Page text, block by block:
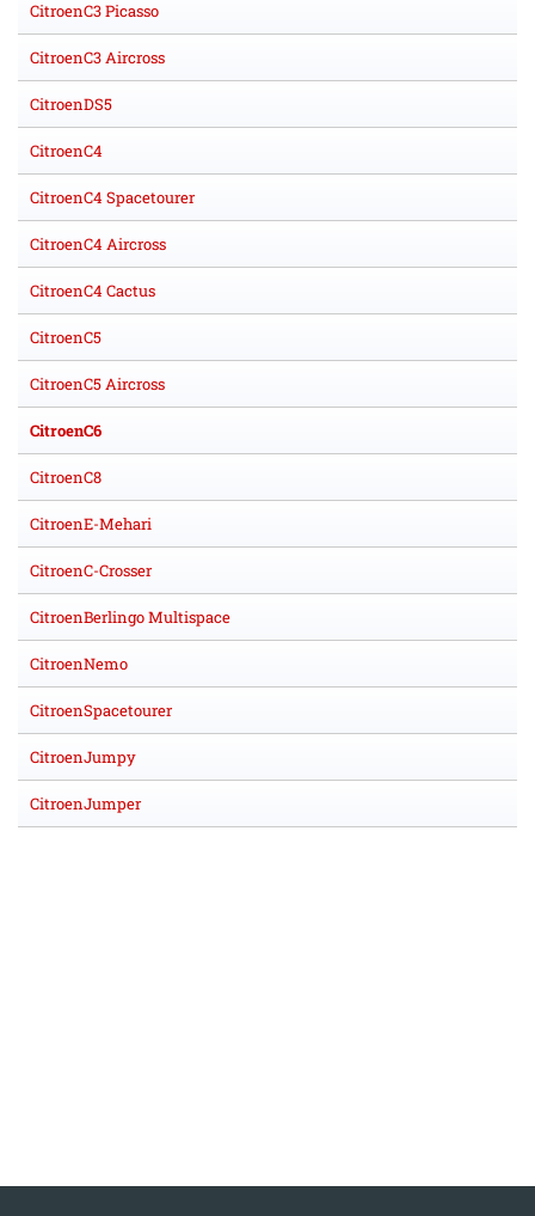
CitroenC3 Picasso
CitroenC3 Aircross
CitroenDS5
CitroenC4
CitroenC4 Spacetourer
CitroenC4 Aircross
CitroenC4 Cactus
CitroenC5
CitroenC5 Aircross
CitroenC6
CitroenC8
CitroenE-Mehari
CitroenC-Crosser
CitroenBerlingo Multispace
CitroenNemo
CitroenSpacetourer
CitroenJumpy
CitroenJumper